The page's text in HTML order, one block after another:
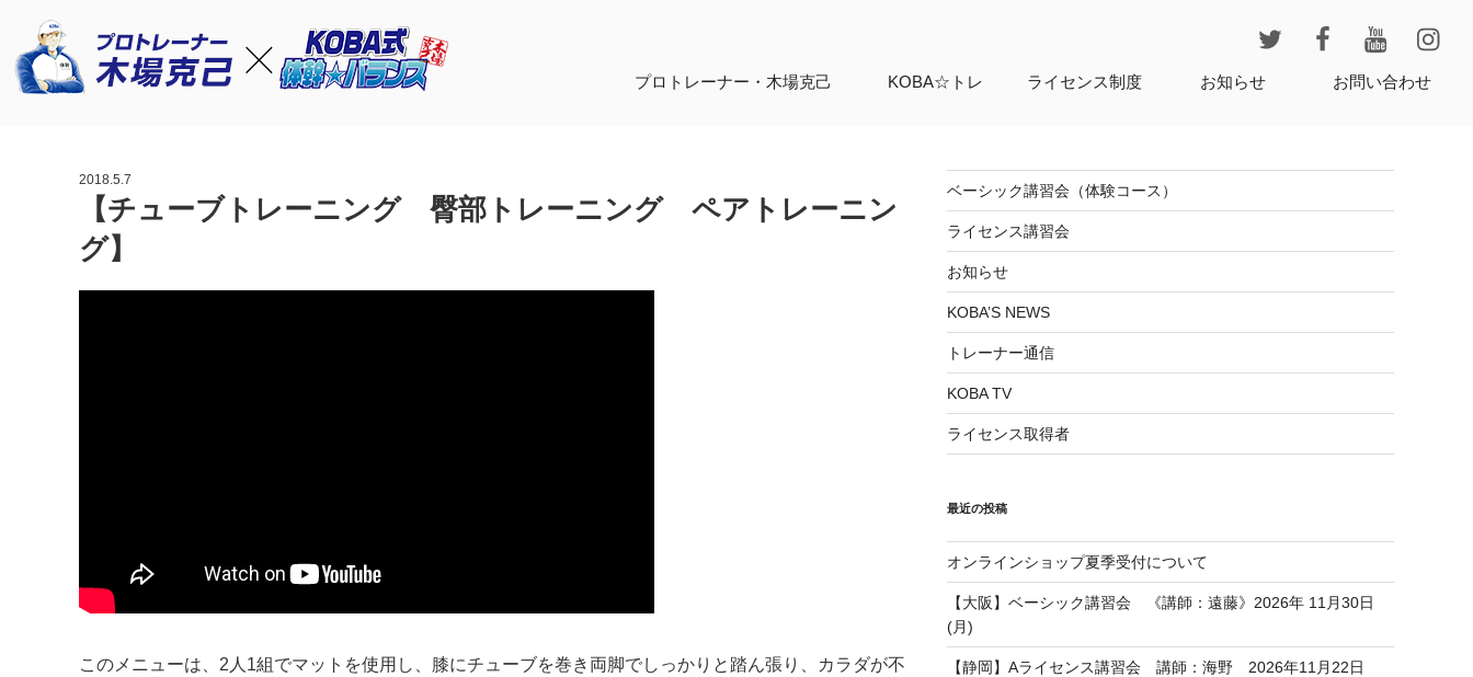
プロトレーナー・ 木場克己 KOBA☆トレ ライセンス制度 お知らせ お問い合わせ
2018.5.7
【チューブトレーニング 臀部トレーニング ペアトレーニン
グ】
このメニューは、2人1組でマットを使用し、膝にチューブを巻き両脚でしっかりと踏ん張り、カラダが不
ベーシック講習会（体験コース）
ライセンス講習会
お知らせ
KOBA’S NEWS
トレーナー通信
KOBA TV
ライセンス取得者
最近の投稿
オンラインショップ夏季受付について
【大阪】ベーシック講習会 《講師：遠藤》2026年 11月30日
(月)
【静岡】Aライセンス講習会 講師：海野 2026年11月22日